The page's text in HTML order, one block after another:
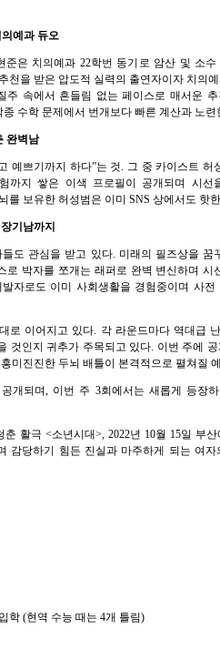
예과 듀오
은 치의예과 22학번 동기로 암산 및 소
을 받은 압도적 실력의 출연자이자 치의
속에서 흔들림 없는 페이스로 매서운
수학 문제에서 번개보다 빠른 계산과 노
완벽남
예쁘기까지 하다”는 것. 그 중 카이스트
지 쌓은 이색 프로필이 공개되며 시
보유한 허성범은 이미 SNS 상에서도 핫
기남까지
도 관심을 받고 있다. 미래의 필즈상을
박자를 쪼개는 래퍼로 완벽 변신하며 시
자로도 이미 사회생활을 경험중이며 사
로 이어지고 있다. 각 라운드마다 역대급
인지 귀추가 주목되고 있다. 이번 주에
미진진한 두뇌 배틀이 본격적으로 펼쳐질
개되며, 이번 주 3회에서는 새롭게 등장
활극 <소년시대>, 2022년 10월 15일 부
감당하기 힘든 진실과 마주하게 되는 여
학 (현역 수능 때는 4개 틀림)